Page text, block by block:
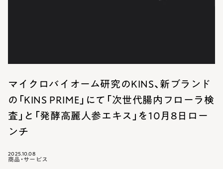
マイクロバイオーム研究のKINS、新ブランド
の「KINS PRIME」にて「次世代腸内フローラ検
査」と「発酵高麗人参エキス」を10月8日ロー
ンチ
2025.10.08
商品・サービス